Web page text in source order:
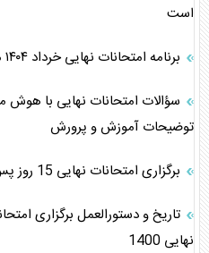
است
برنامه امتحانات نهایی خرداد ۱۴۰۴ منتشر شد
سؤالات امتحانات نهایی با
توضیحات آموزش و پرورش
برگزاری امتحانات نهایی 15 روز پس از صدور مجوز مراجع ذی‌صلاح
تاریخ و دستورالعمل برگزاری
نهایی 1400